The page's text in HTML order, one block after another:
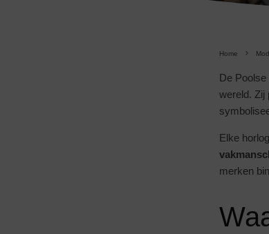
Home
De
wereld. Zij
Elke
merken